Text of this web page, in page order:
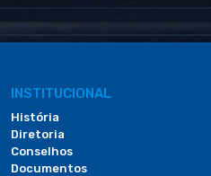
INSTITUCIONAL
História
Diretoria
Conselhos
Documentos